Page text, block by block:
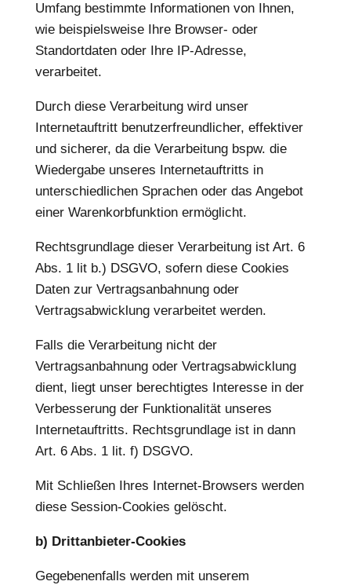
Umfang bestimmte Informationen von Ihnen,
wie beispielsweise Ihre Browser- oder
Standortdaten oder Ihre IP-Adresse,
verarbeitet.
Durch diese Verarbeitung wird unser
Internetauftritt benutzerfreundlicher, effektiver
und sicherer, da die Verarbeitung bspw. die
Wiedergabe unseres Internetauftritts in
unterschiedlichen Sprachen oder das Angebot
einer Warenkorbfunktion ermöglicht.
Rechtsgrundlage dieser Verarbeitung ist Art. 6
Abs. 1 lit b.) DSGVO, sofern diese Cookies
Daten zur Vertragsanbahnung oder
Vertragsabwicklung verarbeitet werden.
Falls die Verarbeitung nicht der
Vertragsanbahnung oder Vertragsabwicklung
dient, liegt unser berechtigtes Interesse in der
Verbesserung der Funktionalität unseres
Internetauftritts. Rechtsgrundlage ist in dann
Art. 6 Abs. 1 lit. f) DSGVO.
Mit Schließen Ihres Internet-Browsers werden
diese Session-Cookies gelöscht.
b) Drittanbieter-Cookies
Gegebenenfalls werden mit unserem